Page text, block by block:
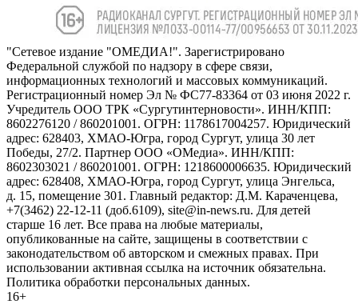
"Сетевое издание "ОМЕДИА!". Зарегистрировано
Федеральной службой по надзору в сфере связи,
информационных технологий и массовых коммуникаций.
Регистрационный номер Эл № ФС77-83364 от 03 июня 2022 г.
Учредитель ООО ТРК «Сургутинтерновости». ИНН/КПП:
8602276120 / 860201001. ОГРН: 1178617004257. Юридический
адрес: 628403, ХМАО-Югра, город Сургут, улица 30 лет
Победы, 27/2. Партнер ООО «ОМедиа». ИНН/КПП:
8602303021 / 860201001. ОГРН: 1218600006635. Юридический
адрес: 628408, ХМАО-Югра, город Сургут, улица Энгельса,
д. 15, помещение 301. Главный редактор: Д.М. Караченцева,
+7(3462) 22-12-11 (доб.6109), site@in-news.ru. Для детей
старше 16 лет. Все права на любые материалы,
опубликованные на сайте, защищены в соответствии с
законодательством об авторском и смежных правах. При
использовании активная ссылка на источник обязательна.
Политика обработки персональных данных.
16+